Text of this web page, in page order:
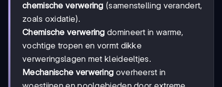
chemische verwering (samenstelling verandert,
zoals oxidatie).
Chemische verwering domineert in warme,
vochtige tropen en vormt dikke
verweringslagen met kleideeltjes.
Mechanische verwering overheerst in